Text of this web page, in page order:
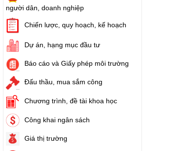
người dân, doanh nghiệp
Chiến lược, quy hoạch, kế hoạch
Dự án, hạng mục đầu tư
Báo cáo và Giấy phép môi trường
Đấu thầu, mua sắm công
Chương trình, đề tài khoa học
Công khai ngân sách
Giá thị trường